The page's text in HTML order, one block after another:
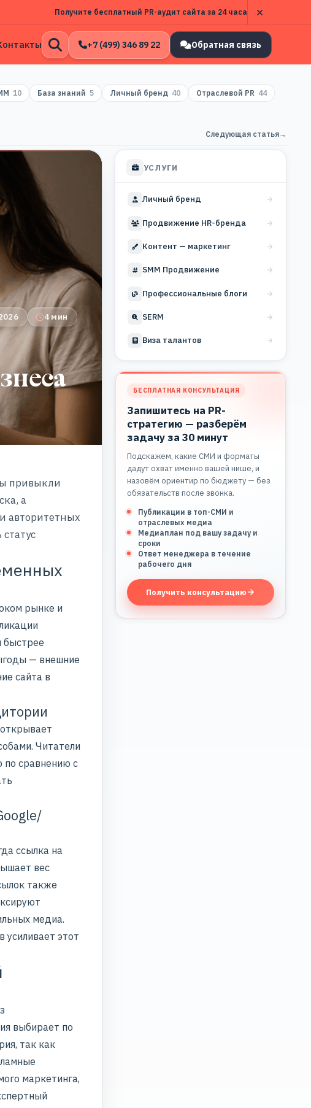
Получите бесплатный PR-аудит сайта за 24 часа
Открыть
поиск
+7 (499) 346 89 22 Обратная связь
10 База знаний 5 Личный бренд 40 Отраслевой PR 44
Следующая статья→
4 мин
привыкли
а
авторитетных
рынке и
быстрее
— внешние
сайта в
открывает
Читатели
сравнению с
ссылка на
вес
также
медиа.
усиливает этот
выбирает по
так как
маркетинга,
УСЛУГИ
Личный бренд
Продвижение HR-бренда
Контент — маркетинг
SMM Продвижение
Профессиональные блоги
SERM
Виза талантов
БЕСПЛАТНАЯ КОНСУЛЬТАЦИЯ
Запишитесь на PR-
стратегию — разберём
задачу за 30 минут
Подскажем, какие СМИ и форматы
дадут охват именно вашей нише, и
назовём ориентир по бюджету — без
обязательств после звонка.
Публикации в топ-СМИ и
отраслевых медиа
Медиаплан под вашу задачу и
сроки
Ответ менеджера в течение
рабочего дня
Получить консультацию